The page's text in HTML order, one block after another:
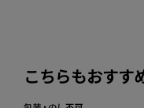
こちらもおすす